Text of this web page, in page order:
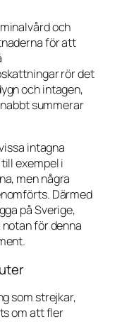
och
för att
rör det
och intagen,
summerar
intagna
exempel i
men några
Därmed
på Sverige,
för denna
som strejkar,
om att fler